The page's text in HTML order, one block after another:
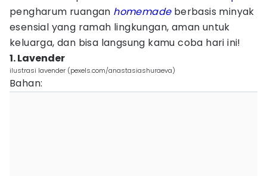
pengharum ruangan homemadeberbasis minyak
esensial yang ramah lingkungan, aman untuk
keluarga, dan bisa langsung kamu coba hari ini!
1. Lavender
ilustrasi lavender (pexels.com/anastasiashuraeva)
Bahan: